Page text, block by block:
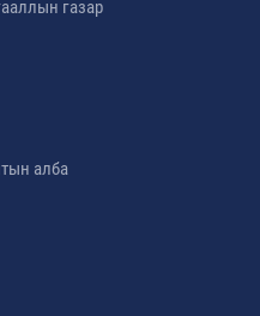
газар
алба